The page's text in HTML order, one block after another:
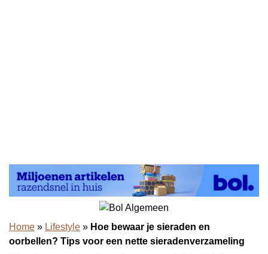
Home » Lifestyle » Hoe bewaar je sieraden en
oorbellen? Tips voor een nette sieradenverzameling